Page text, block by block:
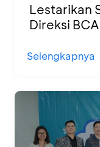
Lestarikan
Direksi
Selengkapnya